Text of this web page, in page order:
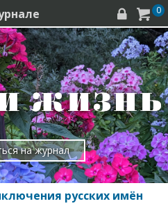
  0
на журнал
русских имён